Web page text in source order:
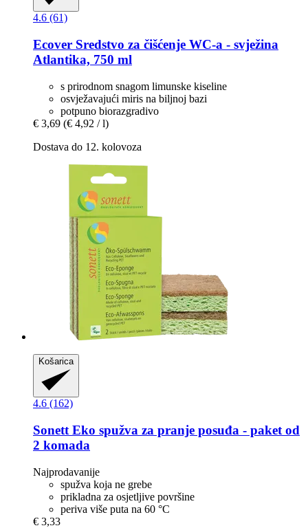
4.6 (61)
Ecover Sredstvo za čišćenje WC-​a -​ svježina
Atlantika, 750 ml
s prirodnom snagom limunske kiseline
osvježavajući miris na biljnoj bazi
potpuno biorazgradivo
€ 3,69 (€ 4,92 / l)
Dostava do 12. kolovoza
Košarica
4.6 (162)
Sonett Eko spužva za pranje posuđa -​ paket od
2 komada
Najprodavanije
spužva koja ne grebe
prikladna za osjetljive površine
periva više puta na 60 °C
€ 3,33